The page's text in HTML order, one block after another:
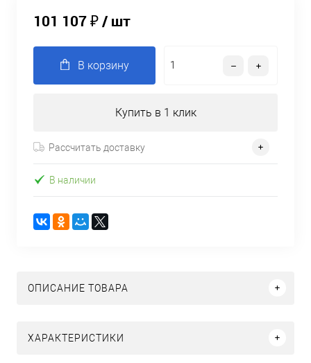
101 107 ₽/ шт
В корзину
Купить в 1 клик
Рассчитать доставку
В наличии
ОПИСАНИЕ ТОВАРА
ХАРАКТЕРИСТИКИ